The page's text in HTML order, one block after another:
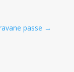
passe →